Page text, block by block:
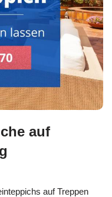
auf
auf Treppen